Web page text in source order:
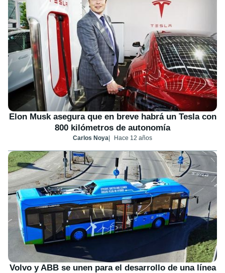
Elon Musk asegura que en breve habrá un Tesla con
800 kilómetros de autonomía
Carlos Noya Hace 12 años
Volvo y ABB se unen para el desarrollo de una línea